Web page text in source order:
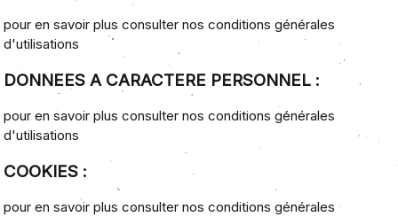
pour en savoir plusconsulter nos conditions générales
d'utilisations
DONNEES A CARACTERE PERSONNEL :
pour en savoir plusconsulter nos conditions générales
d'utilisations
COOKIES :
pour en savoir plusconsulter nos conditions générales